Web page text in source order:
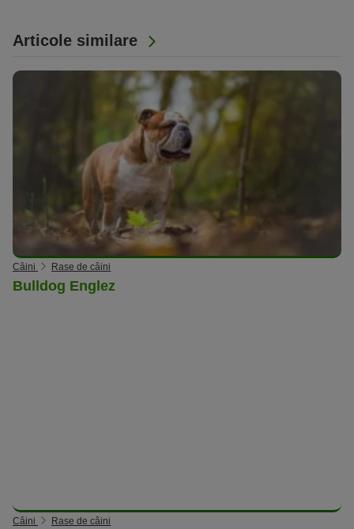
Articole similare
Câini Rase de câini
Bulldog Englez
Câini Rase de câini